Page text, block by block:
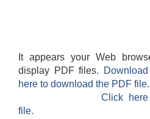
It appears your Web
display PDF files.
here to download the PDF file.
Click
file.